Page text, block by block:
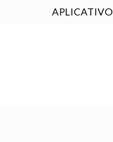
APLICATIVO